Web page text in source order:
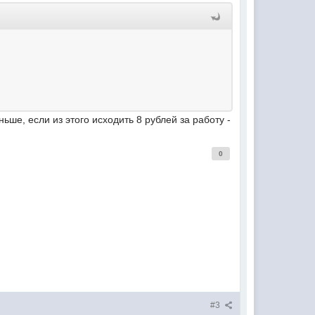
если из этого исходить 8 рублей за работу -
0
#3